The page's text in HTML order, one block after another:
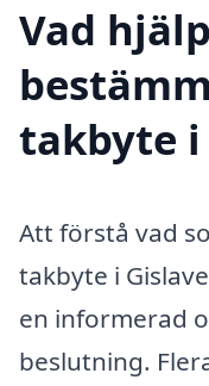
Vad
takbyte i
Att förstå vad
takbyte i
en informerad
beslutning.